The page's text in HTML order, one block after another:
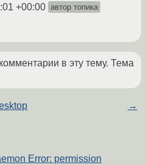
+00:00 автор топика
в эту тему. Тема
→
Error: permission